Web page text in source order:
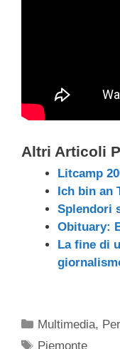
Altri Articoli
Litcamp
Ich bin an
Splendori
Obituary:
La fine di
Categorie
Multimedia,
Tag
Piemonte